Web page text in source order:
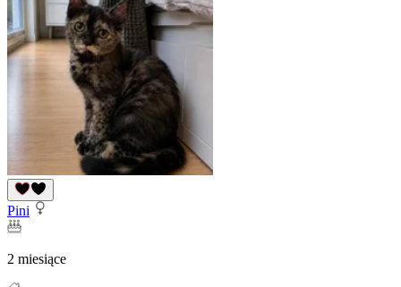
Pini
2 miesiące